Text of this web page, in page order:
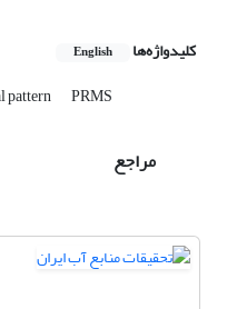
کلیدواژه‌ها English
pattern PRMS
مراجع